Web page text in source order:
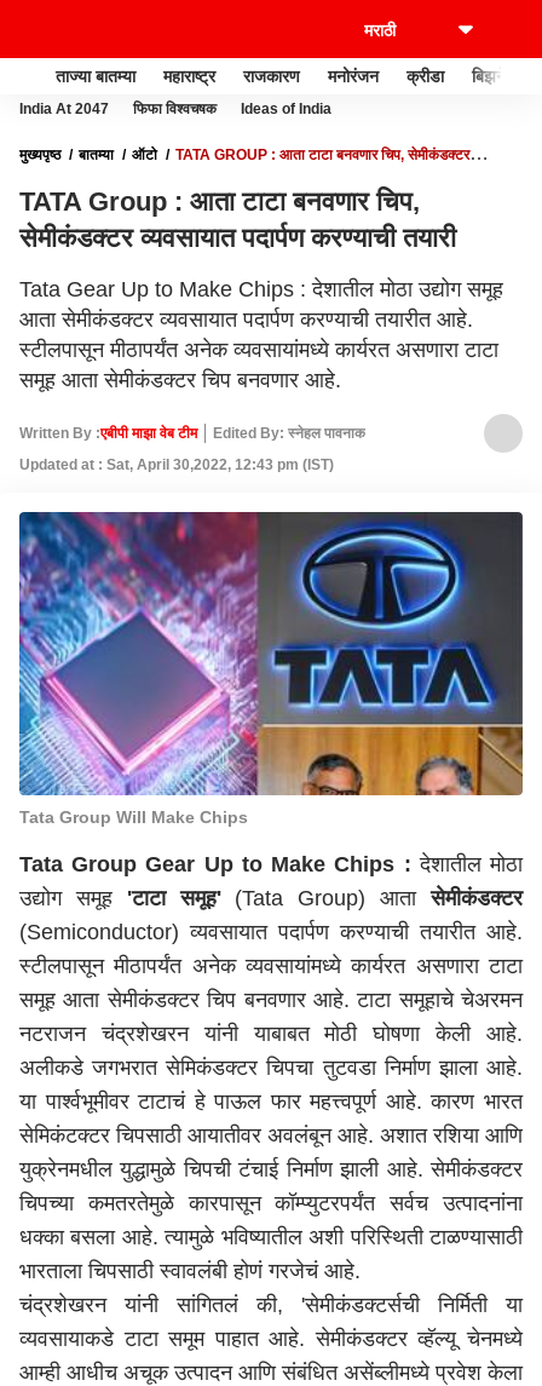
ताज्या बातम्या महाराष्ट्र राजकारण मनोरंजन क्रीडा बिझनेस
India At 2047 फिफा विश्वचषक Ideas of India
मुख्यपृष्ठ बातम्या ऑटो
TATA GROUP : आता टाटा बनवणार चिप, सेमीकंडक्टर
TATA Group : आता टाटा बनवणार चिप,
सेमीकंडक्टर व्यवसायात पदार्पण करण्याची तयारी
Tata Gear Up to Make Chips : देशातील मोठा उद्योग समूह
आता सेमीकंडक्टर व्यवसायात पदार्पण करण्याची तयारीत आहे.
स्टीलपासून मीठापर्यंत अनेक व्यवसायांमध्ये कार्यरत असणारा टाटा
समूह आता सेमीकंडक्टर चिप बनवणार आहे.
Written By :एबीपी माझा वेब टीम
Edited By: स्नेहल पावनाक
Updated at : Sat, April 30,2022, 12:43 pm (IST)
Tata Group Will Make Chips
Tata Group Gear Up to Make Chips : देशातील मोठा
उद्योग समूह 'टाटा समूह'(Tata Group) आतासेमीकंडक्टर
(Semiconductor) व्यवसायात पदार्पण करण्याची तयारीत आहे.
स्टीलपासून मीठापर्यंत अनेक व्यवसायांमध्ये कार्यरत असणारा टाटा
समूह आता सेमीकंडक्टर चिप बनवणार आहे. टाटा समूहाचे चेअरमन
नटराजन चंद्रशेखरन यांनी याबाबत मोठी घोषणा केली आहे.
अलीकडे जगभरात सेमिकंडक्टर चिपचा तुटवडा निर्माण झाला आहे.
या पार्श्वभूमीवर टाटाचं हे पाऊल फार महत्त्वपूर्ण आहे. कारण भारत
सेमिकंटक्टर चिपसाठी आयातीवर अवलंबून आहे. अशात रशिया आणि
युक्रेनमधील युद्धामुळे चिपची टंचाई निर्माण झाली आहे. सेमीकंडक्टर
चिपच्या कमतरतेमुळे कारपासून कॉम्प्युटरपर्यंत सर्वच उत्पादनांना
धक्का बसला आहे. त्यामुळे भविष्यातील अशी परिस्थिती टाळण्यासाठी
भारताला चिपसाठी स्वावलंबी होणं गरजेचं आहे.
चंद्रशेखरन यांनी सांगितलं की, 'सेमीकंडक्टर्सची निर्मिती या
व्यवसायाकडे टाटा समूम पाहात आहे. सेमीकंडक्टर व्हॅल्यू चेनमध्ये
आम्ही आधीच अचूक उत्पादन आणि संबंधित असेंब्लीमध्ये प्रवेश केला